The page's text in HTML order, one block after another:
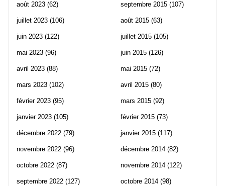
août 2023 (62)
juillet 2023 (106)
juin 2023 (122)
mai 2023 (96)
avril 2023 (88)
mars 2023 (102)
février 2023 (95)
janvier 2023 (105)
décembre 2022 (79)
novembre 2022 (96)
octobre 2022 (87)
septembre 2022 (127)
septembre 2015 (107)
août 2015 (63)
juillet 2015 (105)
juin 2015 (126)
mai 2015 (72)
avril 2015 (80)
mars 2015 (92)
février 2015 (73)
janvier 2015 (117)
décembre 2014 (82)
novembre 2014 (122)
octobre 2014 (98)